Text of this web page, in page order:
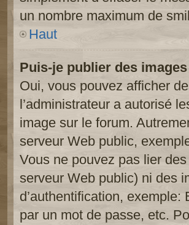
un nombre maximum de
Haut
Puis-je publier des
Oui, vous pouvez afficher
l’administrateur a autorisé
image sur le forum.
serveur Web public,
Vous ne pouvez pas lier
serveur Web public) ni des
d’authentification,
par un mot de passe, etc.